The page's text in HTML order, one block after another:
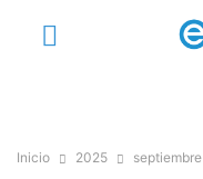
Inicio 2025 septiembre